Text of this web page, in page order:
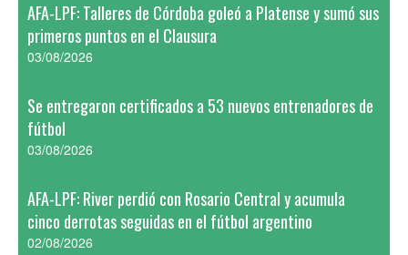
AFA-LPF: Talleres de Córdoba goleó a Platense y sumó sus
primeros puntos en el Clausura
03/08/2026
Se entregaron certificados a 53 nuevos entrenadores de
fútbol
03/08/2026
AFA-LPF: River perdió con Rosario Central y acumula
cinco derrotas seguidas en el fútbol argentino
02/08/2026